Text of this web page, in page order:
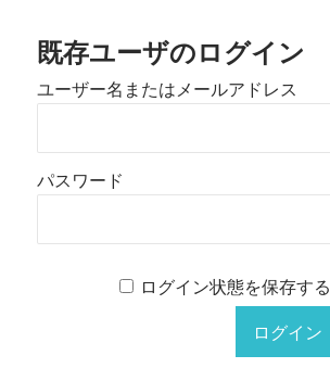
既存ユーザのログイン
ユーザー名またはメールアドレス
パスワード
ログイン状態を保存する